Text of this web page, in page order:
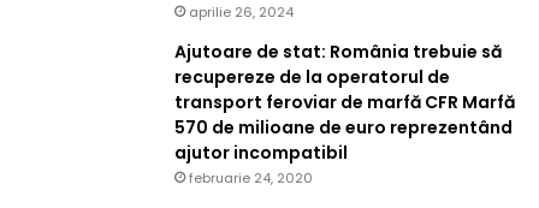
aprilie 26, 2024
Ajutoare de stat: România trebuie să
recupereze de la operatorul de
transport feroviar de marfă CFR Marfă
570 de milioane de euro reprezentând
ajutor incompatibil
februarie 24, 2020